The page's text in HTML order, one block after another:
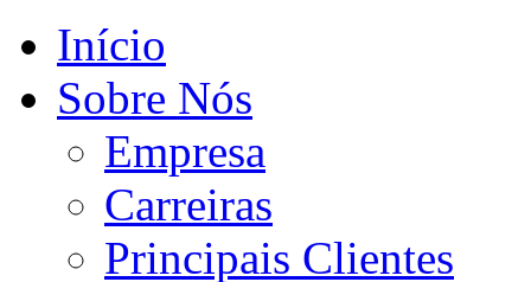
Início
Sobre Nós
Empresa
Carreiras
Principais Clientes